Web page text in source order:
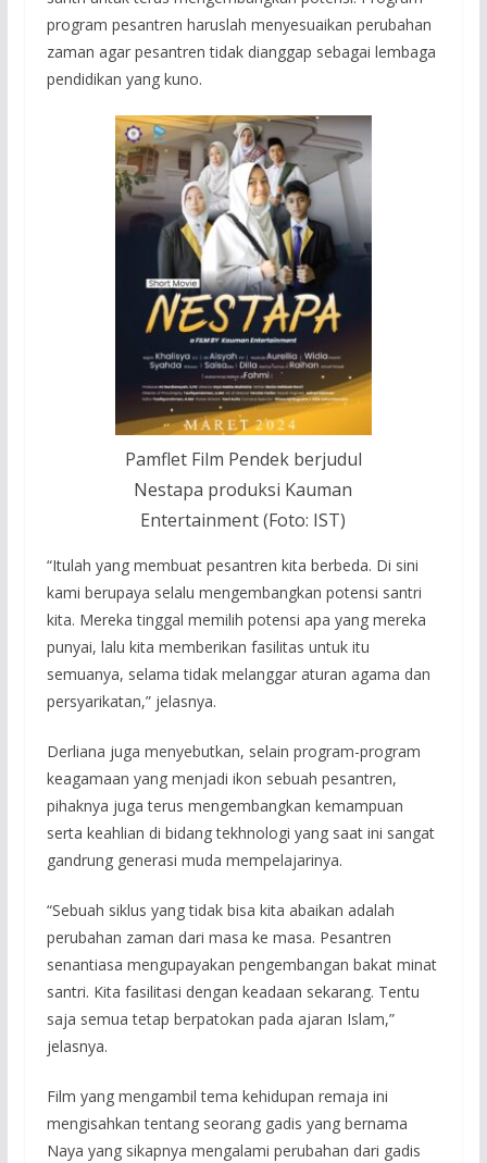
program pesantren haruslah menyesuaikan perubahan
zaman agar pesantren tidak dianggap sebagai lembaga
pendidikan yang kuno.
Pamflet Film Pendek berjudul
Nestapa produksi Kauman
Entertainment (Foto: IST)
“Itulah yang membuat pesantren kita berbeda. Di sini
kami berupaya selalu mengembangkan potensi santri
kita. Mereka tinggal memilih potensi apa yang mereka
punyai, lalu kita memberikan fasilitas untuk itu
semuanya, selama tidak melanggar aturan agama dan
persyarikatan,” jelasnya.
Derliana juga menyebutkan, selain program-program
keagamaan yang menjadi ikon sebuah pesantren,
pihaknya juga terus mengembangkan kemampuan
serta keahlian di bidang tekhnologi yang saat ini sangat
gandrung generasi muda mempelajarinya.
“Sebuah siklus yang tidak bisa kita abaikan adalah
perubahan zaman dari masa ke masa. Pesantren
senantiasa mengupayakan pengembangan bakat minat
santri. Kita fasilitasi dengan keadaan sekarang. Tentu
saja semua tetap berpatokan pada ajaran Islam,”
jelasnya.
Film yang mengambil tema kehidupan remaja ini
mengisahkan tentang seorang gadis yang bernama
Naya yang sikapnya mengalami perubahan dari gadis